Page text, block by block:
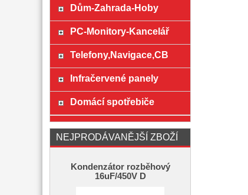
Dům-Zahrada-Hoby
PC-Monitory-Kancelář
Telefony,Navigace,CB
Infračervené panely
Domácí spotřebiče
NEJPRODÁVANĚJŠÍ ZBOŽÍ
Kondenzátor rozběhový
16uF/450V D